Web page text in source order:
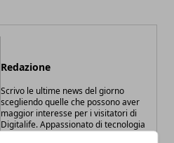
Redazione
Scrivo le ultime news del giorno
scegliendo quelle che possono aver
maggior interesse per i visitatori di
Digitalife. Appassionato di tecnologia